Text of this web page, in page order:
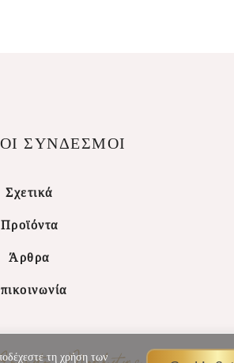
τη χρήση των
ΣΥΝΔΕΣΜΟΙ
Σχετικά
Προϊόντα
Άρθρα